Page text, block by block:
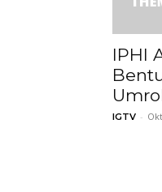
IPHI
IGTV -